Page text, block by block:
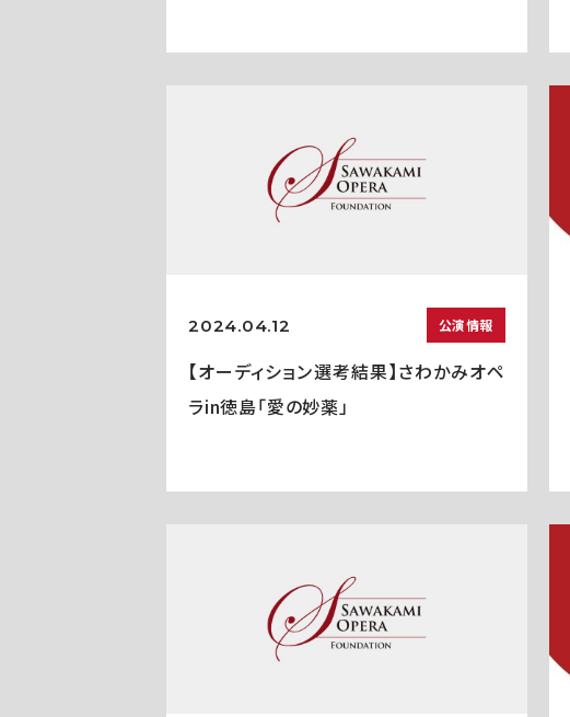
2024.04.12 公演情報
【オーディション選考結果】さわかみオペ
ラin徳島「愛の妙薬」